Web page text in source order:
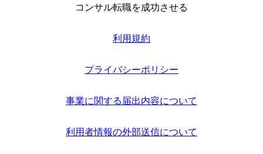
コンサル転職を成功させる
利用規約
プライバシーポリシー
事業に関する届出内容について
利用者情報の外部送信について